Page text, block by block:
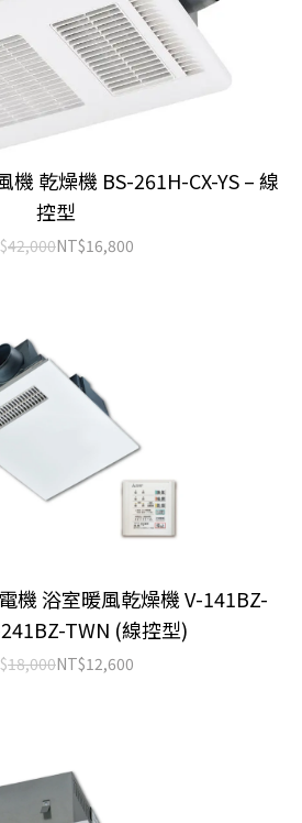
機 乾燥機 BS-261H-CX-YS – 線
控型
42,000NT$16,800
機 浴室暖風乾燥機 V-141BZ-
TWN (線控型)
18,000NT$12,600